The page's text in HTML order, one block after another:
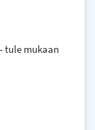
tule mukaan